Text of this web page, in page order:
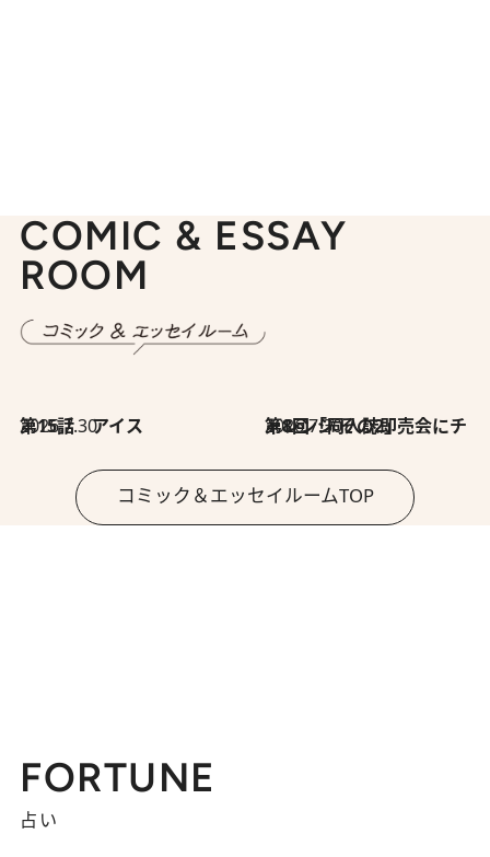
COMIC & ESSAY
ROOM
2026.7.30
第15話 アイス 2026.7.30
第8回「同人誌即売会にチャレンジ その2」
コミック＆エッセイルームTOP
FORTUNE
占い